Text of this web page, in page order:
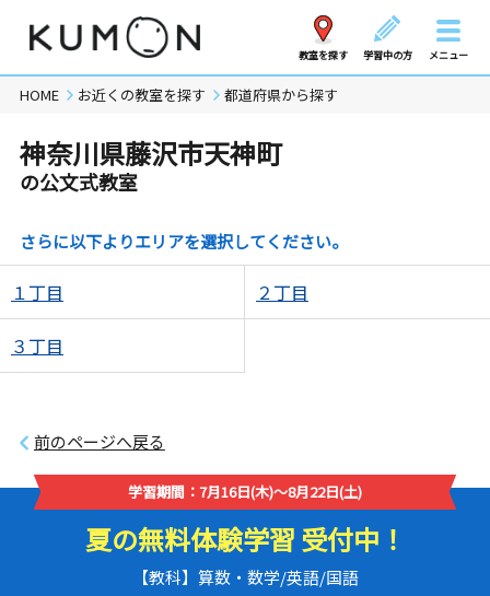
教室を探す 学習中の方 メニュー
HOME お近くの教室を探す 都道府県から探す
神奈川県藤沢市天神町
の公文式教室
さらに以下よりエリアを選択してください。
１丁目 ２丁目
３丁目
前のページへ戻る
学習期間：7月16日(木)～8月22日(土)
夏の無料体験学習 受付中！
【教科】算数・数学/英語/国語